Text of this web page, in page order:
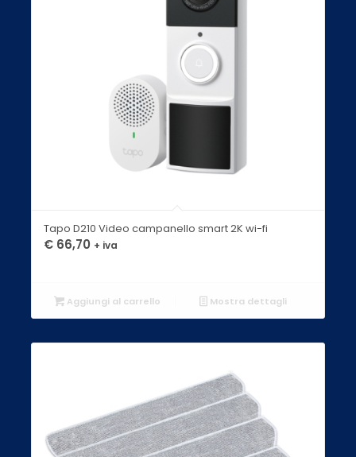
Tapo D210 Video campanello smart 2K wi-fi
€66,70 + iva
Aggiungi al carrello Mostra dettagli